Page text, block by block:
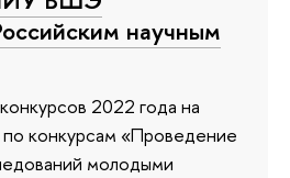
научным
2022 года на
по конкурсам «Проведение
молодыми